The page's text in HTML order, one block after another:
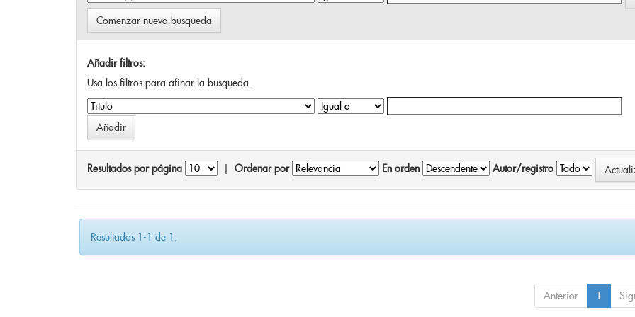
Comenzar nueva busqueda
Añadir filtros:
Usa los filtros para afinar la busqueda.
Resultados por página Ordenar por En orden Autor/registro
Resultados 1-1 de 1.
Anterior 1